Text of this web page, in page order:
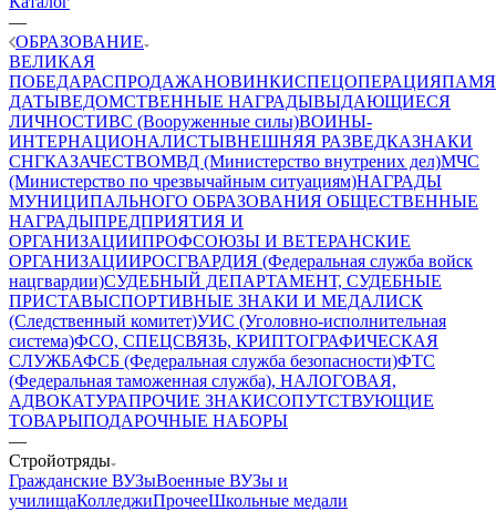
—
ОБРАЗОВАНИЕ
ВЕЛИКАЯ
ПОБЕДАРАСПРОДАЖАНОВИНКИСПЕЦОПЕРАЦИЯ
ДАТЫВЕДОМСТВЕННЫЕ НАГРАДЫВЫДАЮЩИЕСЯ
ЛИЧНОСТИВС (Вооруженные силы)ВОИНЫ-
ИНТЕРНАЦИОНАЛИСТЫВНЕШНЯЯ РАЗВЕДКАЗНАКИ
СНГКАЗАЧЕСТВОМВД (Министерство внутрених дел)МЧС
(Министерство по чрезвычайным ситуациям)НАГРАДЫ
МУНИЦИПАЛЬНОГО ОБРАЗОВАНИЯ ОБЩЕСТВЕННЫЕ
НАГРАДЫПРЕДПРИЯТИЯ И
ОРГАНИЗАЦИИПРОФСОЮЗЫ И ВЕТЕРАНСКИЕ
ОРГАНИЗАЦИИРОСГВАРДИЯ (Федеральная служба войск
нацгвардии)СУДЕБНЫЙ ДЕПАРТАМЕНТ, СУДЕБНЫЕ
ПРИСТАВЫСПОРТИВНЫЕ ЗНАКИ И МЕДАЛИСК
(Следственный комитет)УИС (Уголовно-исполнительная
система)ФСО, СПЕЦСВЯЗЬ, КРИПТОГРАФИЧЕСКАЯ
СЛУЖБАФСБ (Федеральная служба безопасности)ФТС
(Федеральная таможенная служба), НАЛОГОВАЯ,
АДВОКАТУРАПРОЧИЕ ЗНАКИСОПУТСТВУЮЩИЕ
ТОВАРЫПОДАРОЧНЫЕ НАБОРЫ
—
Стройотряды
Гражданские ВУЗыВоенные ВУЗы и
училищаКолледжиПрочееШкольные медали